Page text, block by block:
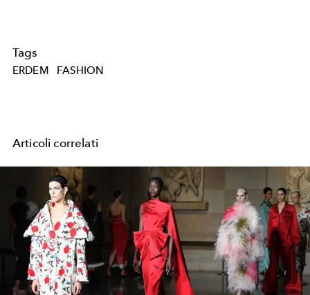
Tags
ERDEM FASHION
Articoli correlati